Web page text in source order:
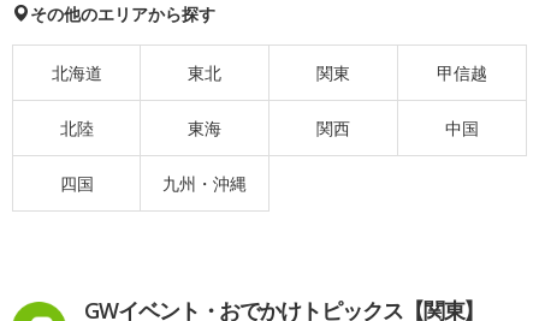
その他のエリアから探す
北海道 東北 関東 甲信越
北陸 東海 関西 中国
四国 九州・沖縄
GWイベント・おでかけトピックス【関東】